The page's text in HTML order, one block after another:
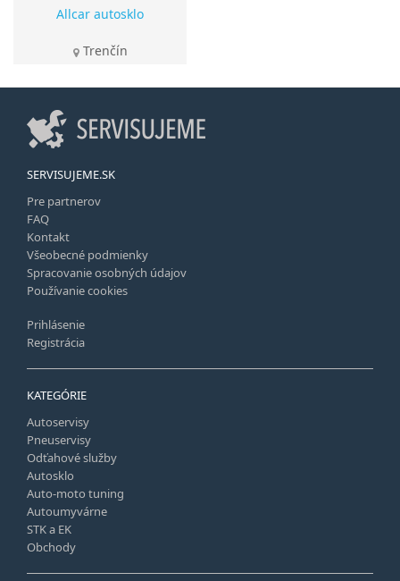
Allcar autosklo
Trenčín
SERVISUJEME.SK
Pre partnerov
FAQ
Kontakt
Všeobecné podmienky
Spracovanie osobných údajov
Používanie cookies
Prihlásenie
Registrácia
KATEGÓRIE
Autoservisy
Pneuservisy
Odťahové služby
Autosklo
Auto-moto tuning
Autoumyvárne
STK a EK
Obchody